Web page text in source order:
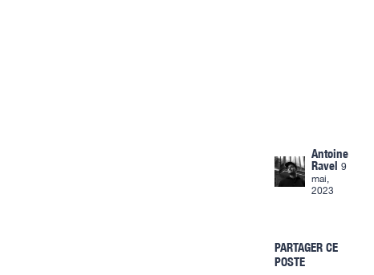
Antoine
Ravel 9
mai,
2023
PARTAGER CE
POSTE